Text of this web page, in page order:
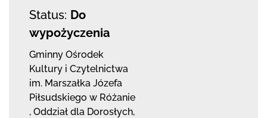
Status: Do
wypożyczenia
Gminny Ośrodek
Kultury i Czytelnictwa
im. Marszałka Józefa
Piłsudskiego w Różanie
, Oddział dla Dorosłych,